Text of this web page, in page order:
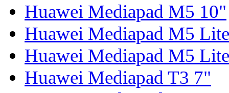
Huawei Mediapad M5 10"
Huawei Mediapad M5
Huawei Mediapad M5
Huawei Mediapad T3 7"